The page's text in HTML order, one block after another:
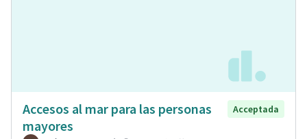
Accesos al mar para las personas
mayores
Acceptada